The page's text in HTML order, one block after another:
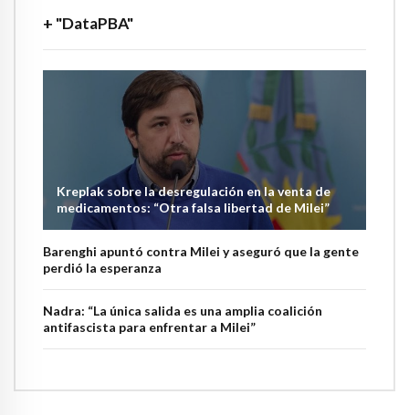
+ "DataPBA"
Kreplak sobre la desregulación en la venta de
medicamentos: “Otra falsa libertad de Milei”
Barenghi apuntó contra Milei y aseguró que la gente
perdió la esperanza
Nadra: “La única salida es una amplia coalición
antifascista para enfrentar a Milei”